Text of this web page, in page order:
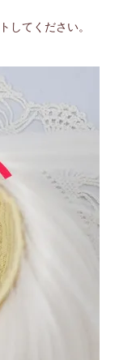
してください。